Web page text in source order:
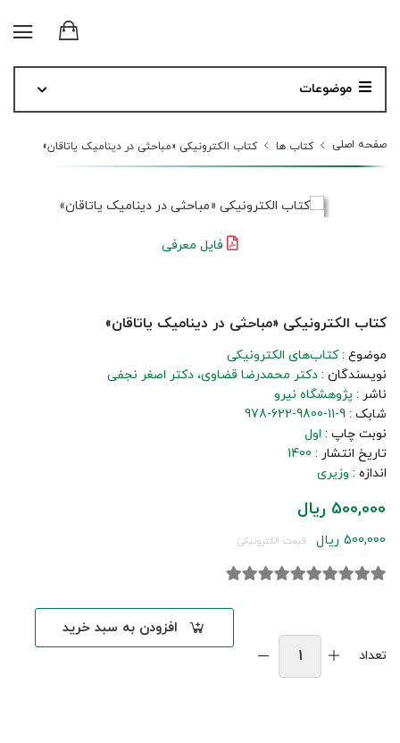
موضوعات
صفحه اصلی کتاب ها کتاب الکترونیکی «مباحثی در دینامیک یاتاقان‌»
فایل معرفی
کتاب الکترونیکی «مباحثی در دینامیک یاتاقان‌»
موضوع :کتاب‌های الکترونیکی
نویسندگان : دکتر محمدرضا قضاوی دکتر اصغر نجفی
ناشر : پژوهشگاه نیرو
شابک : 978-622-9800-11-9
نوبت چاپ : اول
تاریخ انتشار : 1400
اندازه : وزیری
500,000 ریال
500,000 ریال قیمت الکترونیکی
تعداد
افزودن به سبد خرید